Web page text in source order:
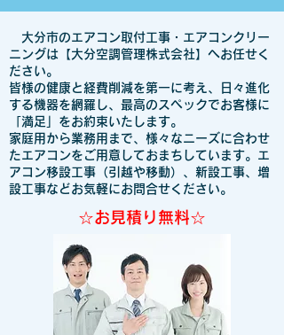
大分市のエアコン取付工事・エアコンクリー
ニングは【大分空調管理株式会社】へお任せく
ださい。
皆様の健康と経費削減を第一に考え、日々進化
する機器を網羅し、最高のスペックでお客様に
「満足」をお約束いたします。
家庭用から業務用まで、様々なニーズに合わせ
たエアコンをご用意しておまちしています。エ
アコン移設工事（引越や移動）、新設工事、増
設工事などお気軽にお問合せください。
☆お見積り無料☆